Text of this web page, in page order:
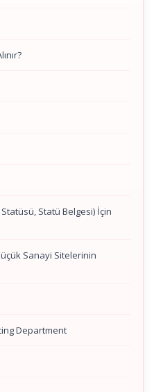
Statü Belgesi) İçin
Sanayi Sitelerinin
Department